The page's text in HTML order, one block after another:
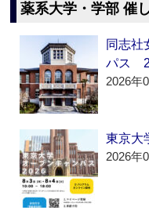
薬系大学・学部 催
同志
パス
2026年
東京
2026年